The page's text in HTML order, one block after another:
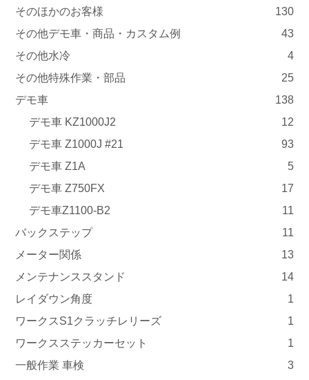
そのほかのお客様
130
その他デモ車・商品・カスタム例
43
その他水冷
4
その他特殊作業・部品
25
デモ車
138
デモ車 KZ1000J2
12
デモ車 Z1000J #21
93
デモ車 Z1A
5
デモ車 Z750FX
17
デモ車Z1100-B2
11
バックステップ
11
メーター関係
13
メンテナンススタンド
14
レイダウン角度
1
ワークスS1クラッチレリーズ
1
ワークスステッカーセット
1
一般作業 車検
3